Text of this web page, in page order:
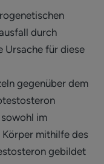
durch
Ursache für diese
gegenüber dem
im
Körper mithilfe des
gebildet